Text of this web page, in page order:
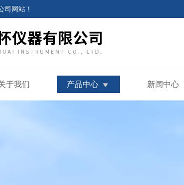
司网站 ！
于我们 产品中心 新闻中心